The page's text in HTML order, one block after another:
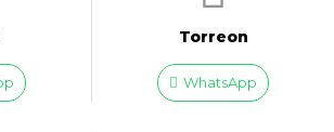
Torreon
WhatsApp